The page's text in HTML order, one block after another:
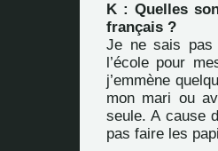
K : Quelles
français ?
Je ne sais pas
l’école pour
j’emmène
mon mari ou
seule. A cause
pas faire les